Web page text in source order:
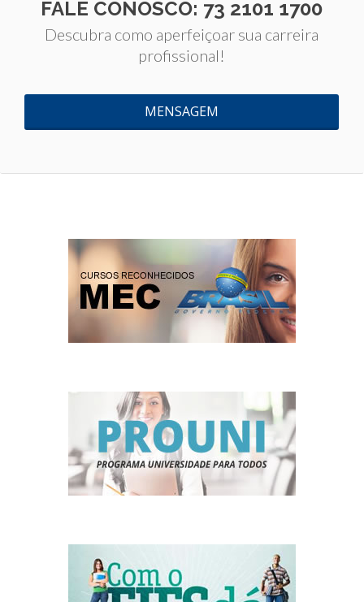
FALE CONOSCO: 73 2101 1700
Descubra como aperfeiçoar sua carreira
profissional!
MENSAGEM